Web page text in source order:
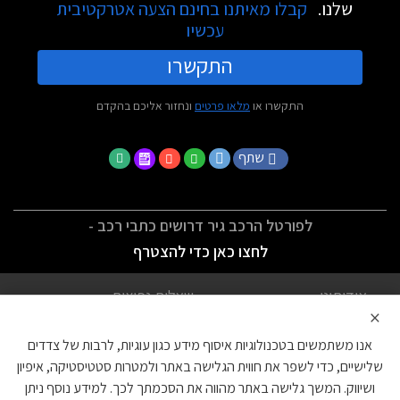
שלנו. קבלו מאיתנו בחינם הצעה אטרקטיבית
עכשיו
התקשרו
התקשרו או מלאו פרטים ונחזור אליכם בהקדם
שתף
לפורטל הרכב גיר דרושים כתבי רכב -
לחצו כאן כדי להצטרף
אודותינו
שאלות נפוצות
הצהרת נגישות
צור קשר
×
אנו משתמשים בטכנולוגיות איסוף מידע כגון עוגיות, לרבות של צדדים
שלישיים, כדי לשפר את חווית הגלישה באתר ולמטרות סטטיסטיקה, איפיון
ושיווק. המשך גלישה באתר מהווה את הסכמתך לכך. למידע נוסף ניתן